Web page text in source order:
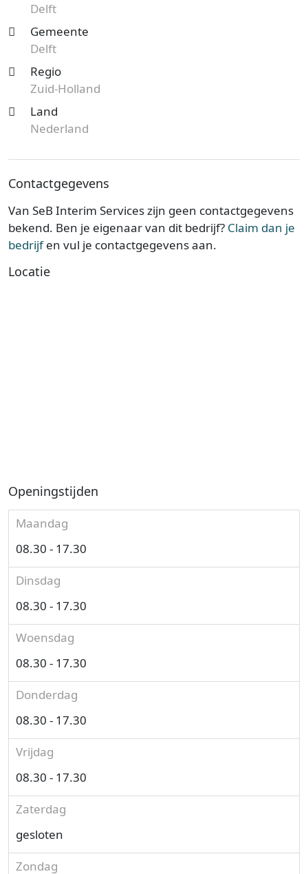
Delft
Gemeente
Delft
Regio
Zuid-Holland
Land
Nederland
Contactgegevens
Van SeB Interim Services zijn geen contactgegevens
bekend. Ben je eigenaar van dit bedrijf? Claim dan je
bedrijfen vul je contactgegevens aan.
Locatie
Openingstijden
Maandag
08.30 - 17.30
Dinsdag
08.30 - 17.30
Woensdag
08.30 - 17.30
Donderdag
08.30 - 17.30
Vrijdag
08.30 - 17.30
Zaterdag
gesloten
Zondag